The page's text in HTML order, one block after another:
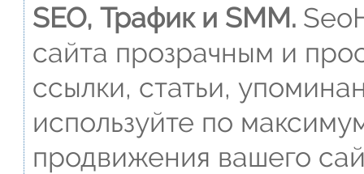
SEO, Трафик и SMM.
сайта прозрачным и
ссылки, статьи,
используйте по
продвижения вашего